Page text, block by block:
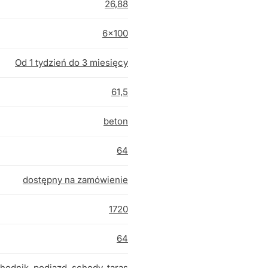
26,88
6×100
Od 1 tydzień do 3 miesięcy
61,5
beton
64
dostępny na zamówienie
1720
64